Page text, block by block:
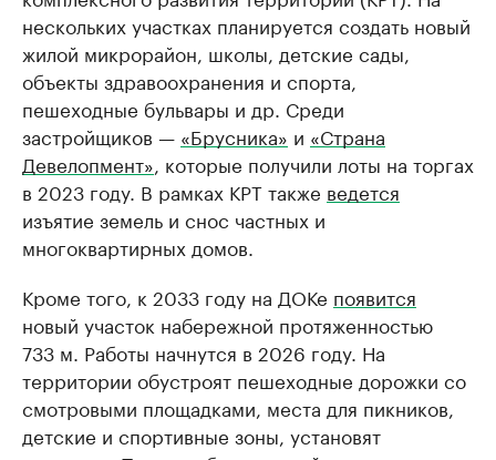
нескольких участках планируется создать новый
жилой микрорайон, школы, детские сады,
объекты здравоохранения и спорта,
пешеходные бульвары и др. Среди
застройщиков — «Брусника» и «Страна
Девелопмент» , которые получили лоты на торгах
в 2023 году. В рамках КРТ также ведется
изъятие земель и снос частных и
многоквартирных домов.
Кроме того, к 2033 году на ДОКе появится
новый участок набережной протяженностью
733 м. Работы начнутся в 2026 году. На
территории обустроят пешеходные дорожки со
смотровыми площадками, места для пикников,
детские и спортивные зоны, установят